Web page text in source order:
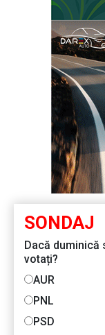
SONDAJ
Dacă duminică
votați?
AUR
PNL
PSD